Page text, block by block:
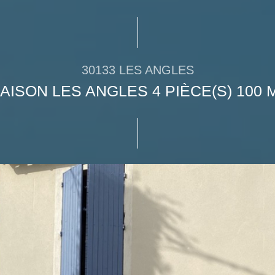
30133 LES ANGLES
LES ANGLES 4 PIÈCE(S) 100